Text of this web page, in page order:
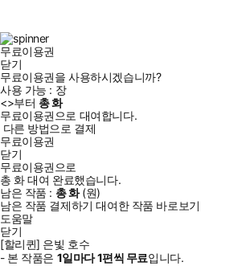
무료이용권
닫기
무료이용권을 사용하시겠습니까?
사용 가능 : 장
<>부터 총화
무료이용권으로 대여합니다.
다른 방법으로 결제
무료이용권
닫기
무료이용권으로
총 화대여 완료했습니다.
남은 작품 : 총화(원)
남은 작품 결제하기 대여한 작품 바로보기
도움말
닫기
[할리퀸] 은빛 호수
- 본 작품은 1일마다1편씩 무료입니다.